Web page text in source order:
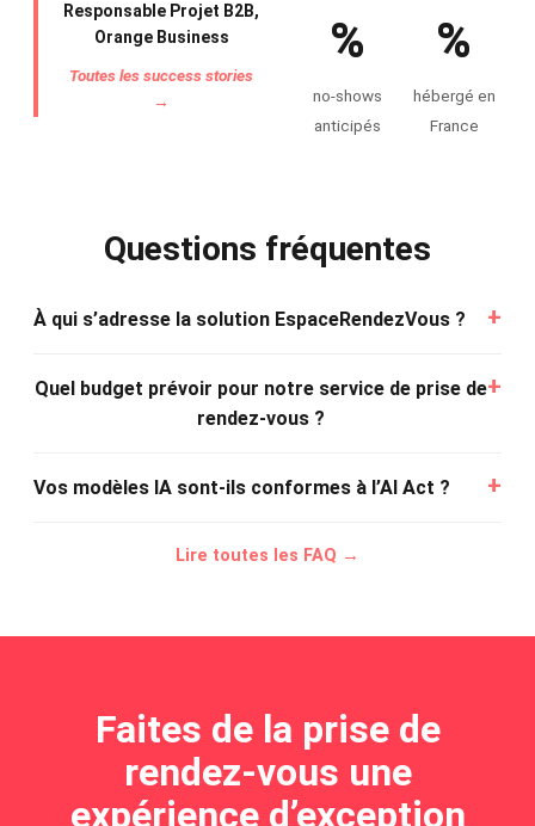
Responsable Projet B2B,
Orange Business
Toutes les success stories
→
%
no-shows
anticipés
%
hébergé en
France
Questions fréquentes
À qui s’adresse la solution EspaceRendezVous ?
Quel budget prévoir pour notre service de prise de
rendez-vous ?
Vos modèles IA sont-ils conformes à l’AI Act ?
Lire toutes les FAQ →
Faites de la prise de
rendez-vous une
expérience d’exception